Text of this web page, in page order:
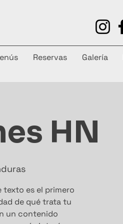
Reservas Galería
HN
texto es el primero
de qué trata tu
un contenido